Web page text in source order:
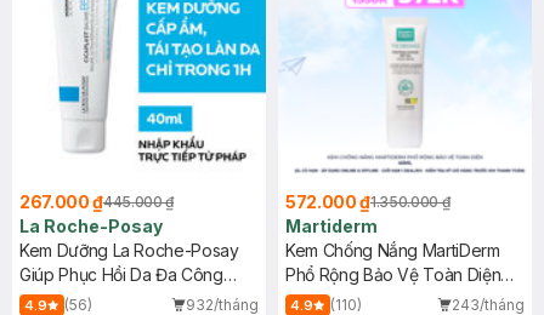
267.000 ₫445.000 ₫
La Roche-Posay
Kem Dưỡng La Roche-Posay
Giúp Phục Hồi Da Đa Công
Dụng 40ml
4.9 (56)
932/tháng
572.000 ₫1.350.000 ₫
Martiderm
Kem Chống Nắng MartiDerm
Phổ Rộng Bảo Vệ Toàn Diện
40ml
4.9 (110)
243/tháng